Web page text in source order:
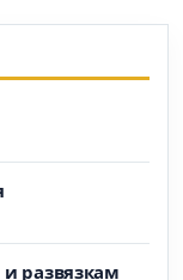
развязкам